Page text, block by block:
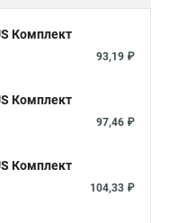
Комплект
93,19 ₽
Комплект
97,46 ₽
Комплект
104,33 ₽